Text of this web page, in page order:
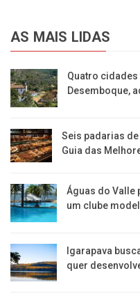
AS MAIS LIDAS
Quatro
Desemboque,
Seis padarias
Guia das
​Águas do Valle
um clube
​Igarapava
quer